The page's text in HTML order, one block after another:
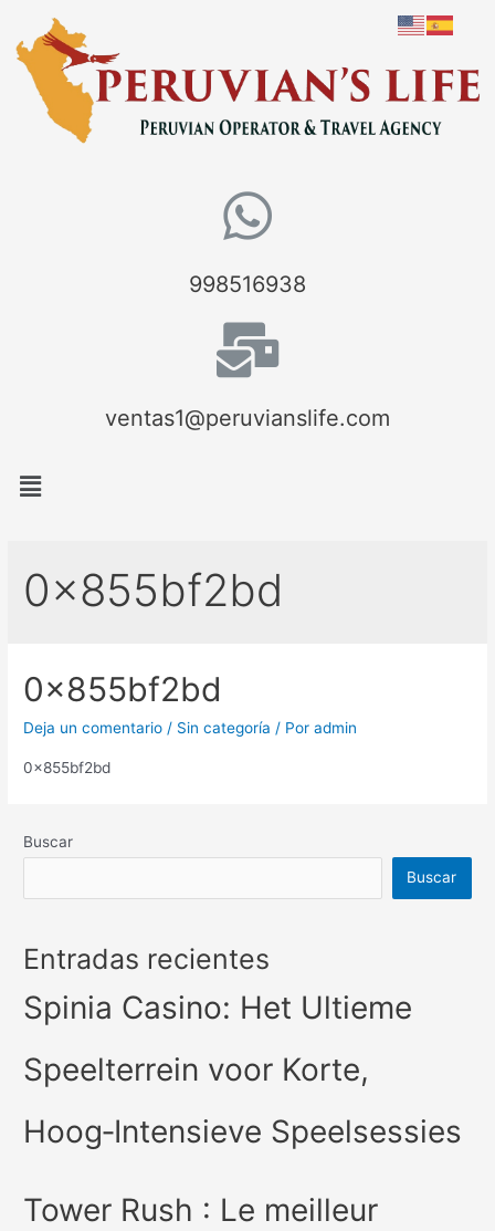
998516938
ventas1@peruvianslife.com
0x855bf2bd
0x855bf2bd
Deja un comentario / Sin categoría / Poradmin
0x855bf2bd
Buscar
Buscar
Entradas recientes
Spinia Casino: Het Ultieme
Speelterrein voor Korte,
Hoog‑Intensieve Speelsessies
Tower Rush : Le meilleur